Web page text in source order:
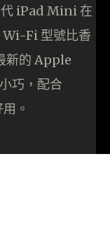
iPad Mini 在
Fi 型號比香
新的 Apple
巧，配合
。